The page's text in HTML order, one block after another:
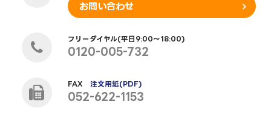
お問い合わせ
フリーダイヤル(平日9:00～18:00)
0120-005-732
FAX注文用紙(PDF)
052-622-1153